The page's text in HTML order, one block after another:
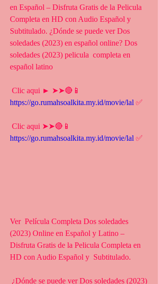
en Español – Disfruta Gratis de la Pelicula
Completa en HD con Audio Español y
Subtitulado. ¿Dónde se puede ver Dos
soledades (2023) en español online? Dos
soledades (2023) pelicula  completa en
español latino
https://go.rumahsoalkita.my.id/movie/lal ✅
https://go.rumahsoalkita.my.id/movie/lal ✅
Ver  Película Completa Dos soledades
(2023) Online en Español y Latino –
Disfruta Gratis de la Pelicula Completa en
HD con Audio Español y  Subtitulado.